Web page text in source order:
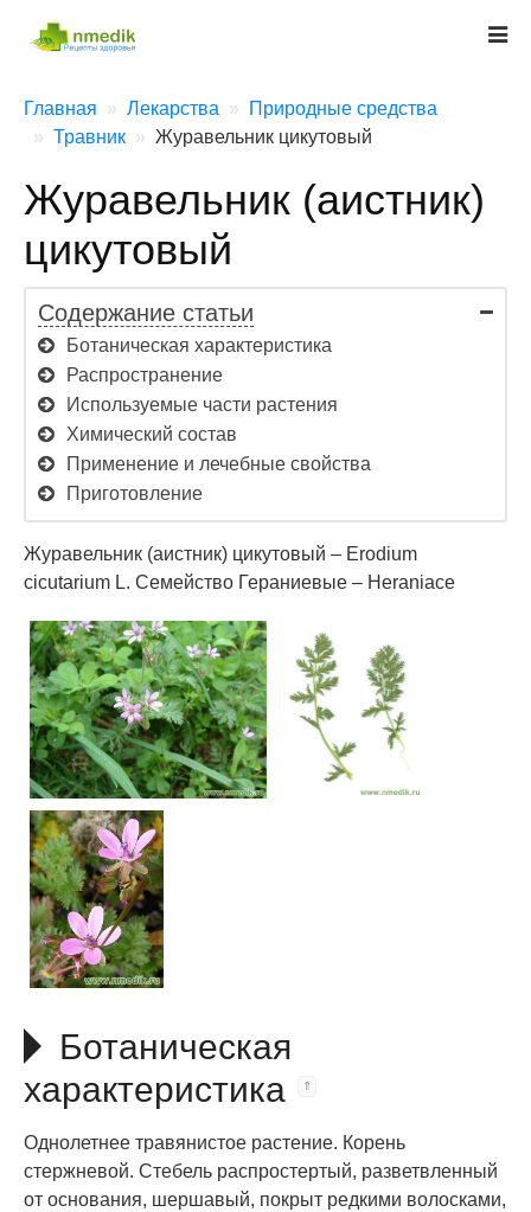
Главная Лекарства
Природные средства
Травник
Журавельник цикутовый
Журавельник (аистник)
цикутовый
Содержание статьи
Ботаническая характеристика
Распространение
Используемые части растения
Химический состав
Применение и лечебные свойства
Приготовление
Журавельник (аистник) цикутовый – Erodium
cicutarium L. Семейство Гераниевые – Heraniace
Ботаническая
характеристика
Однолетнее травянистое растение. Корень
стержневой. Стебель распростертый, разветвленный
от основания, шершавый, покрыт редкими волосками,